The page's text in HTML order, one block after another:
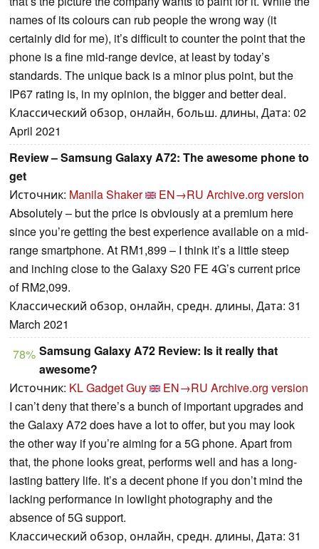
names of its colours can rub people the wrong way (it
certainly did for me), it’s difficult to counter the point that the
phone is a fine mid-range device, at least by today’s
standards. The unique back is a minor plus point, but the
IP67 rating is, in my opinion, the bigger and better deal.
Классический обзор, онлайн, больш. длины, Дата: 02
April 2021
Review – Samsung Galaxy A72: The awesome phone to
get
Источник: Manila Shaker EN→RU Archive.org version
Absolutely – but the price is obviously at a premium here
since you’re getting the best experience available on a mid-
range smartphone. At RM1,899 – I think it’s a little steep
and inching close to the Galaxy S20 FE 4G’s current price
of RM2,099.
Классический обзор, онлайн, средн. длины, Дата: 31
March 2021
78% Samsung Galaxy A72 Review: Is it really that
awesome?
Источник: KL Gadget Guy EN→RU Archive.org version
I can’t deny that there’s a bunch of important upgrades and
the Galaxy A72 does have a lot to offer, but you may look
the other way if you’re aiming for a 5G phone. Apart from
that, the phone looks great, performs well and has a long-
lasting battery life. It’s a decent phone if you don’t mind the
lacking performance in lowlight photography and the
absence of 5G support.
Классический обзор, онлайн, средн. длины, Дата: 31